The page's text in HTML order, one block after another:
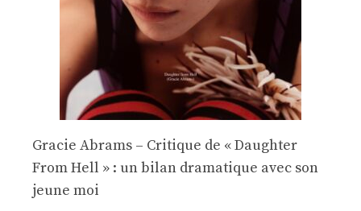
Gracie Abrams – Critique de « Daughter
From Hell » : un bilan dramatique avec son
jeune moi